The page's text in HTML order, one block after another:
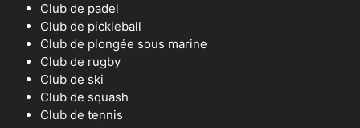
Club de padel
Club de pickleball
Club de plongée sous marine
Club de rugby
Club de ski
Club de squash
Club de tennis